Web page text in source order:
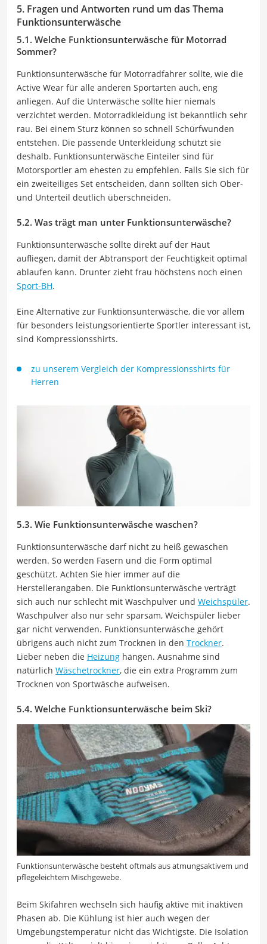
5. Fragen und Antworten rund um das Thema
Funktionsunterwäsche
5.1. Welche Funktionsunterwäsche für Motorrad
Sommer?
Funktionsunterwäsche für Motorradfahrer sollte, wie die
Active Wear für alle anderen Sportarten auch, eng
anliegen. Auf die Unterwäsche sollte hier niemals
verzichtet werden. Motorradkleidung ist bekanntlich sehr
rau. Bei einem Sturz können so schnell Schürfwunden
entstehen. Die passende Unterkleidung schützt sie
deshalb. Funktionsunterwäsche Einteiler sind für
Motorsportler am ehesten zu empfehlen. Falls Sie sich für
ein zweiteiliges Set entscheiden, dann sollten sich Ober-
und Unterteil deutlich überschneiden.
5.2. Was trägt man unter Funktionsunterwäsche?
Funktionsunterwäsche sollte direkt auf der Haut
aufliegen, damit der Abtransport der Feuchtigkeit optimal
ablaufen kann. Drunter zieht frau höchstens noch einen
Sport-BH.
Eine Alternative zur Funktionsunterwäsche, die vor allem
für besonders leistungsorientierte Sportler interessant ist,
sind Kompressionsshirts.
zu unserem Vergleich der Kompressionsshirts für
Herren
5.3. Wie Funktionsunterwäsche waschen?
Funktionsunterwäsche darf nicht zu heiß gewaschen
werden. So werden Fasern und die Form optimal
geschützt. Achten Sie hier immer auf die
Herstellerangaben. Die Funktionsunterwäsche verträgt
sich auch nur schlecht mit Waschpulver und Weichspüler.
Waschpulver also nur sehr sparsam, Weichspüler lieber
gar nicht verwenden. Funktionsunterwäsche gehört
übrigens auch nicht zum Trocknen in den Trockner.
Lieber neben die Heizung hängen. Ausnahme sind
natürlich Wäschetrockner, die ein extra Programm zum
Trocknen von Sportwäsche aufweisen.
5.4. Welche Funktionsunterwäsche beim Ski?
Funktionsunterwäsche besteht oftmals aus atmungsaktivem und
pflegeleichtem Mischgewebe.
Beim Skifahren wechseln sich häufig aktive mit inaktiven
Phasen ab. Die Kühlung ist hier auch wegen der
Umgebungstemperatur nicht das Wichtigste. Die Isolation